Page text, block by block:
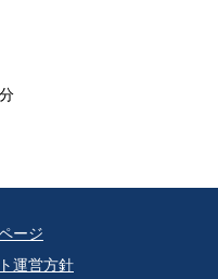
ージ
運営方針